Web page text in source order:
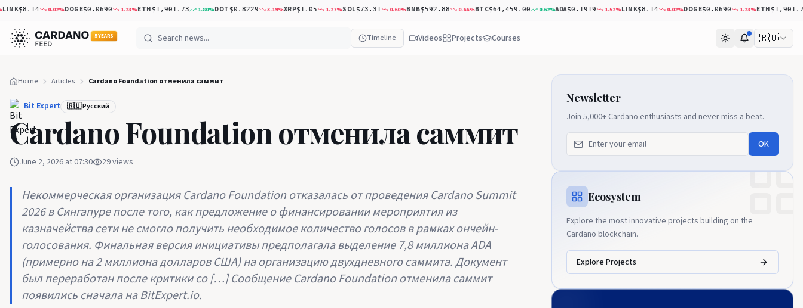
$8.14 0.02%DOGE$0.0690 1.23%ETH$1,901.73 1.80%DOT$0.8229 3.19%XRP$1.05 1.27%SOL $73.31 0.60%BNB$592.88 0.66%BTC$64,459.00 0.62%ADA$0.1919 1.52%LINK$8.14 0.02%DOGE$0.0690 1.23%ETH$1,901.73
5 YEARS Timeline Videos Projects Courses 🇷🇺
Home Articles Cardano Foundation отменила саммит
Bit Expert 🇷🇺 Русский
Cardano Foundation отменила саммит
June 2, 2026 at 07:30 29views
Некоммерческая организация Cardano Foundation отказалась от проведения Cardano Summit
2026 в Сингапуре после того, как предложение о финансировании мероприятия из
казначейства сети не смогло получить необходимое количество голосов в рамках ончейн-
голосования. Финальная версия инициативы предполагала выделение 7,8 миллиона ADA
(примерно на 2 миллиона долларов США) на организацию двухдневного саммита. Документ
был переработан после критики со […] Сообщение Cardano Foundation отменила саммит
появились сначала на BitExpert.io.
Newsletter
Join 5,000+ Cardano enthusiasts and never miss a beat.
OK
Ecosystem
Explore the most innovative projects building on the
Cardano blockchain.
Explore Projects